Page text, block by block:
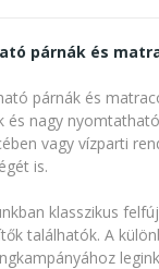
párnák és
párnák és
és nagy
vagy vízparti
is.
klasszikus
találhatók. A